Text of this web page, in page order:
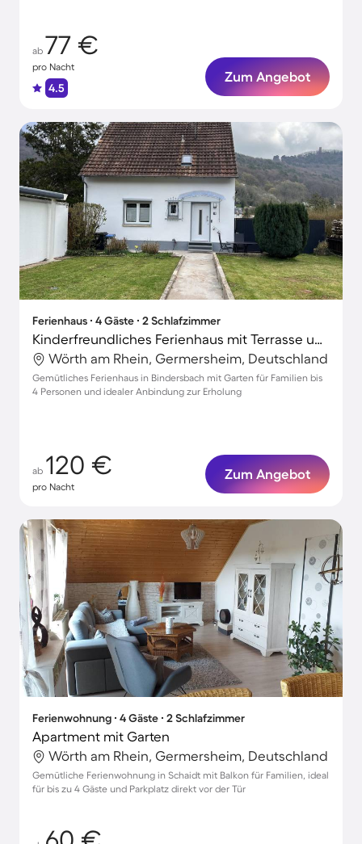
ab 77 €
pro Nacht
4.5
Zum Angebot
Ferienhaus ∙ 4 Gäste ∙ 2 Schlafzimmer
Kinderfreundliches Ferienhaus mit Terrasse und Garten
Wörth am Rhein, Germersheim, Deutschland
Gemütliches Ferienhaus in Bindersbach mit Garten für Familien bis
4 Personen und idealer Anbindung zur Erholung
ab 120 €
pro Nacht
Zum Angebot
Ferienwohnung ∙ 4 Gäste ∙ 2 Schlafzimmer
Apartment mit Garten
Wörth am Rhein, Germersheim, Deutschland
Gemütliche Ferienwohnung in Schaidt mit Balkon für Familien, ideal
für bis zu 4 Gäste und Parkplatz direkt vor der Tür